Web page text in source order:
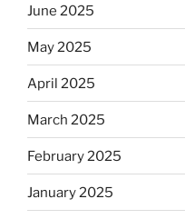
June 2025
May 2025
April 2025
March 2025
February 2025
January 2025